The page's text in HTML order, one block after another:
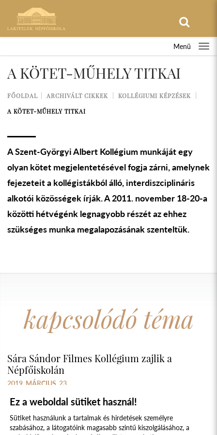
Menü
A KÖTET-MŰHELY TITKAI
FŐOLDAL ARCHIVÁLT CIKKEK
KOLLÉGIUMI KÉPZÉSEK
A KÖTET-MŰHELY TITKAI
A Szent-Györgyi Albert Kollégium munkáját egy
olyan kötet megjelentetésével fogja zárni, amelynek
fejezeteit a kollégistákból álló, interdiszciplináris
alkotói közösségek írják. A 2011. november 18-20-a
közötti hétvégénk legnagyobb részét az ehhez
szükséges munka megalapozásának szenteltük.
kapcsolódó téma
Sára Sándor Filmes Kollégium zajlik a
Népfőiskolán
2019. MÁRCIUS. 23.
Ez a weboldal sütiket használ!
Sütiket használunk a tartalmak és hirdetések személyre
szabásához, a látogatóink magasabb szintű kiszolgálásához, a